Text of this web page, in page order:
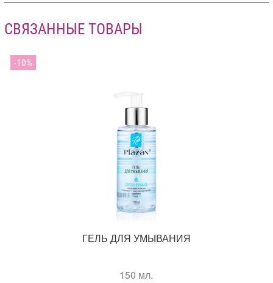
СВЯЗАННЫЕ ТОВАРЫ
10
ГЕЛЬ ДЛЯ УМЫВАНИЯ
150 мл.